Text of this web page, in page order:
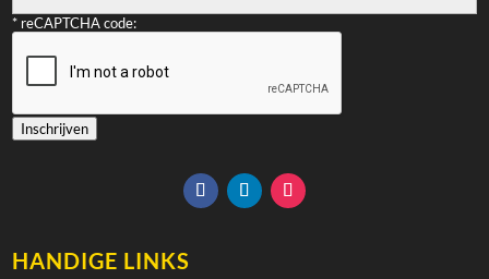
* reCAPTCHA code:
Inschrijven
HANDIGE LINKS